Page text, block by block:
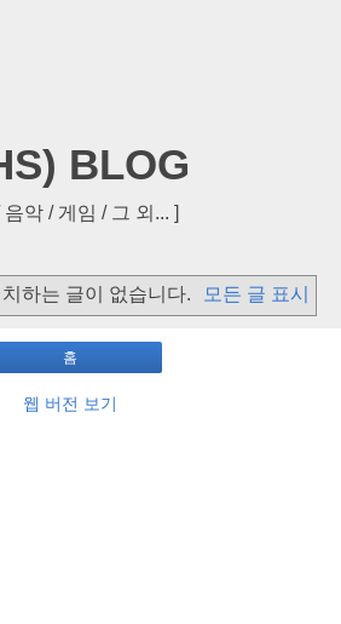
BLOG
악 / 게임 / 그 외... ]
하는 글이 없습니다. 모든 글 표시
홈
웹 버전 보기